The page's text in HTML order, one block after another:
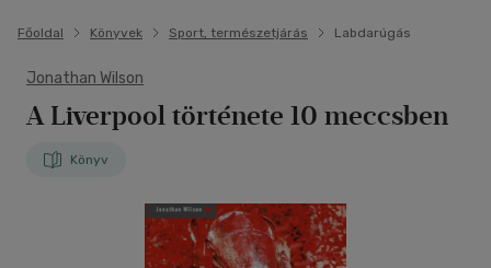
Főoldal Könyvek Sport, természetjárás Labdarúgás
Jonathan Wilson
A Liverpool története 10 meccsben
Könyv